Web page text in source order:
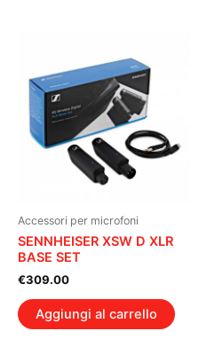
Accessori per microfoni
SENNHEISER XSW D XLR
BASE SET
€309.00
Aggiungi al carrello